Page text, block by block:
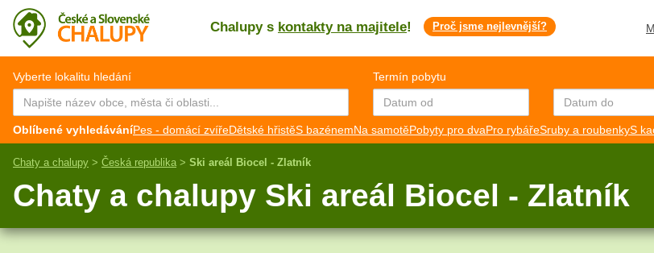
Chalupy s kontakty na majitele! Proč jsme nejlevnější?
CZ EN
Vyberte lokalitu hledání Termín pobytu
Oblíbené vyhledáváníPes - domácí zvířeDětské hřistěS bazénemNa samotěPobyty pro dvaPro rybářeSruby a roubenkyS
Chaty a chalupy > Česká republika > Ski areál Biocel - Zlatník
Chaty a chalupy Ski areál Biocel - Zlatník